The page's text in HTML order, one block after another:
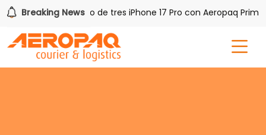
Breaking News
Gana uno de tres iPhone 17 Pro con Aeropaq Prime